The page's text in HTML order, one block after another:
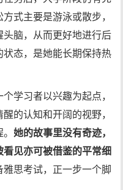
式主要是游泳或散步，
脑，从而更好地进行后
态，是她能长期保持热
学习者以兴趣为起点，
的认知和开阔的视野，
。她的故事里没有奇迹，
见亦可被借鉴的平常细
思考试，正一步一个脚